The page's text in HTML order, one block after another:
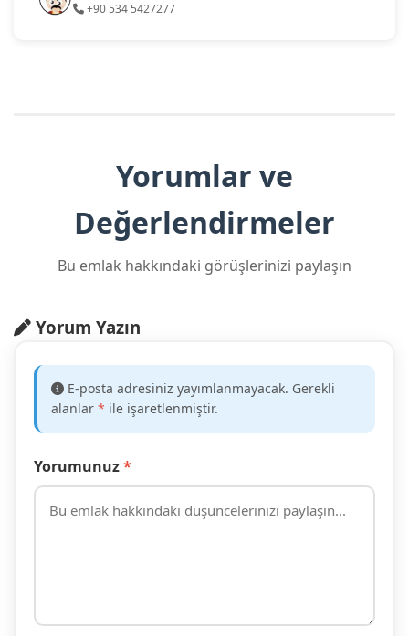
+90 534 5427277
Yorumlar ve
Değerlendirmeler
Bu emlak hakkındaki görüşlerinizi paylaşın
Yorum Yazın
E-posta adresiniz yayımlanmayacak. Gerekli
alanlar * ile işaretlenmiştir.
Yorumunuz*